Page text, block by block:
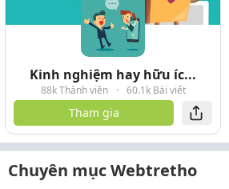
Kinh nghiệm hay hữu íc...
88k Thành viên · 60.1k Bài viết
Tham gia
Chuyên mục Webtretho